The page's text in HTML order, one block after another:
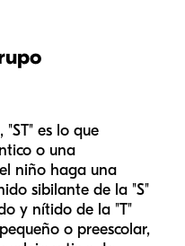
es lo que
o una
niño haga una
sibilante de la "S"
y nítido de la "T"
o preescolar,